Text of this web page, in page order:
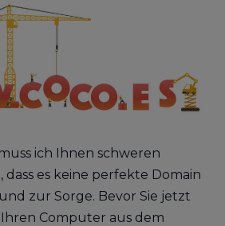
ich Ihnen schweren
dass es keine perfekte Domain
zur Sorge. Bevor Sie jetzt
Computer aus dem